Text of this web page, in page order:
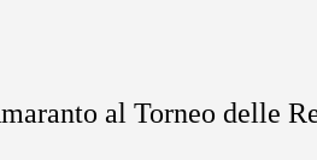
al Torneo delle